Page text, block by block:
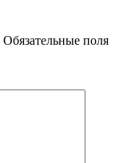
Обязательные поля